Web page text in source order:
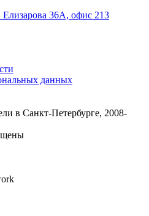
Елизарова 36А, офис 213
данных
в Санкт-Петербурге, 2008-